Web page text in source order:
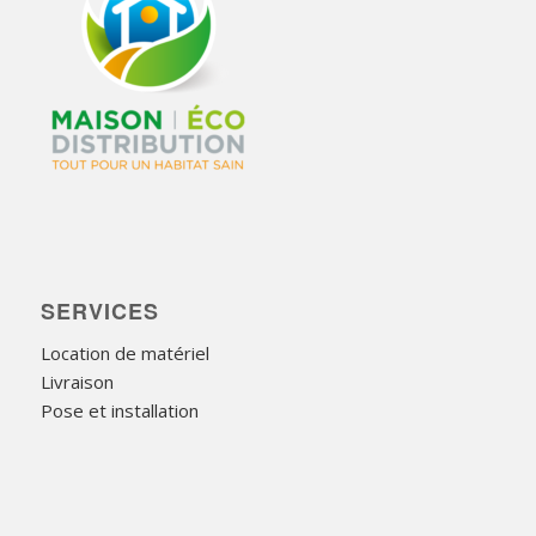
SERVICES
Location de matériel
Livraison
Pose et installation